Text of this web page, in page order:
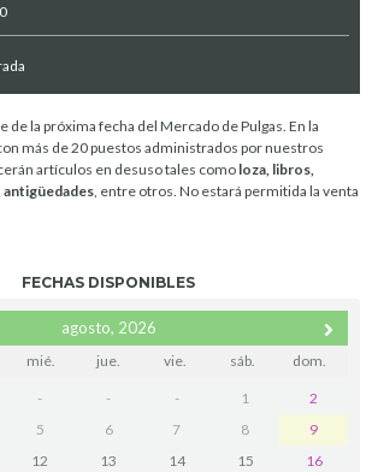
de la próxima fecha del Mercado de Pulgas. En la
más de 20 puestos administrados por nuestros
artículos en desuso tales como loza, libros,
, entre otros. No estará permitida la venta
FECHAS DISPONIBLES
agosto, 2026
mié. jue. vie. sáb. dom.
- - - 1
2
5 6 7 8
9
12 13 14 15
16